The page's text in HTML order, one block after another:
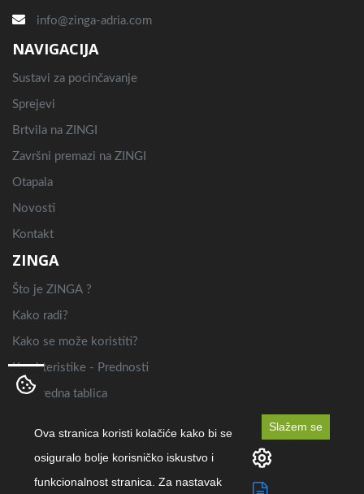
info@zinga-adria.com
NAVIGACIJA
Sustavi za pocinčavanje
Sprejevi
Brtvila na ZINGI
Završni premazi na ZINGI
Otapala
Novosti
Kontakt
ZINGA
Što je ZINGA ?
Kako radi?
Kako se može koristiti?
Karakteristike - Prednosti
Usporedna tablica
Ova stranica koristi kolačiće kako bi se
osiguralo bolje korisničko iskustvo i
funkcionalnost stranica. Za nastavak
Slažem se